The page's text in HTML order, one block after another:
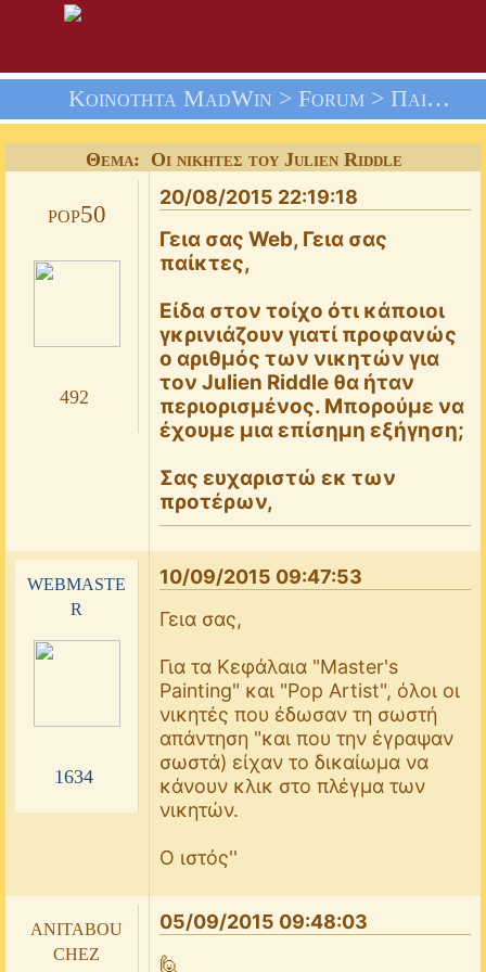
Κοινότητα MadWin > Forum> Παιχνίδια
Θέμα: Οι νικητές του Julien Riddle
pop50
492
20/08/2015 22:19:18
Γεια σας Web, Γεια σας
παίκτες,
Είδα στον τοίχο ότι κάποιοι
γκρινιάζουν γιατί προφανώς
ο αριθμός των νικητών για
τον Julien Riddle θα ήταν
περιορισμένος. Μπορούμε να
έχουμε μια επίσημη εξήγηση;
Σας ευχαριστώ εκ των
προτέρων,
webmaste
r
1634
10/09/2015 09:47:53
Γεια σας,
Για τα Κεφάλαια "Master's
Painting" και "Pop Artist", όλοι οι
νικητές που έδωσαν τη σωστή
απάντηση "και που την έγραψαν
σωστά) είχαν το δικαίωμα να
κάνουν κλικ στο πλέγμα των
νικητών.
Ο ιστός''
anitabou
chez
05/09/2015 09:48:03
🙋